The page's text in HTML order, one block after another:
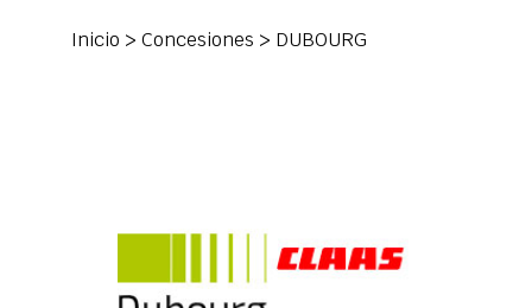
Inicio > Concesiones > DUBOURG